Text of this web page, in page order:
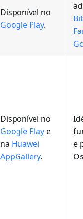
Disponível no
Google Play.
Disponível no
Google Playe
na Huawei
AppGallery.
e